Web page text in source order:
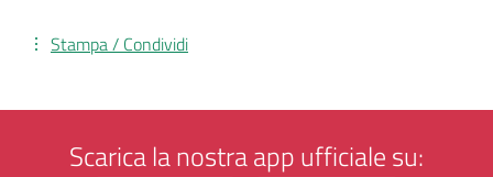
Stampa / Condividi
Scarica la nostra app ufficiale su: